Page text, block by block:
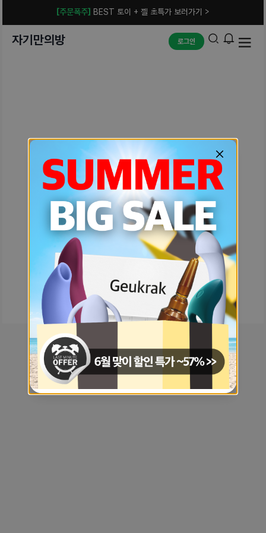
[주문폭주] BEST 토이 + 젤 초특가 보러가기 >
자기만의방 로그인
예상치 못한 에러입니다.